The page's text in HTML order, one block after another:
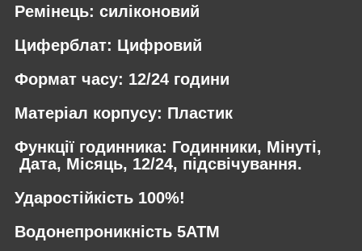
Ремінець: силіконовий
Циферблат: Цифровий
Формат часу: 12/24 години
Матеріал корпусу: Пластик
Функції годинника: Годинники, Мінуті,
Дата, Місяць, 12/24, підсвічування.
Ударостійкість 100%!
Водонепроникність 5АТM